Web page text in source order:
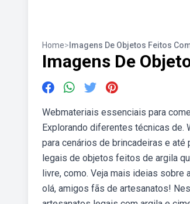
Home> Imagens De Objetos Feitos
Imagens De
Webmateriais essenciais para
Explorando diferentes técnicas
para cenários de brincadeiras e
legais de objetos feitos de argila
livre, como. Veja mais ideias sobre
olá, amigos fãs de artesanatos!